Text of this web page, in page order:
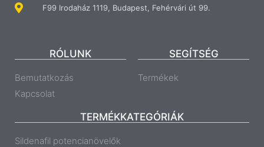
F99 Irodaház 1119, Budapest, Fehérvári út 99.
RÓLUNK
Bemutatkozás
Kapcsolat
SEGÍTSÉG
Termékek
TERMÉKKATEGÓRIÁK
Sildenafil potencianövelők